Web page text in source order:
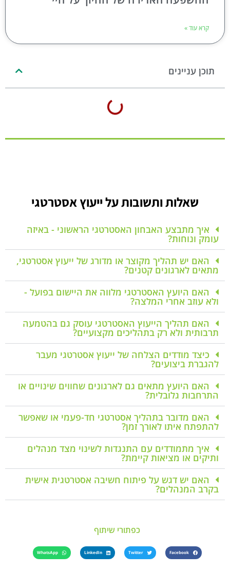
קרא עוד »
תוכן עניינים
שאלות ותשובות על ייעוץ אסטרטגי
איך מתבצע האבחון האסטרטגי הראשוני - באיזה
עומק ונוחות?
האם יש תהליך מקוצר או מדורג של ייעוץ אסטרטגי,
מתאים לארגונים קטנים?
האם היועץ האסטרטגי מלווה את היישום בפועל -
ולא עוזב אחרי המלצה?
האם תהליך הייעוץ האסטרטגי עוסק גם בהטמעה
תרבותית ולא רק בתהליכים מקצועיים?
כיצד מודדים הצלחה של ייעוץ אסטרטגי מעבר
להגברת ביצועים?
האם היועץ מתאים גם לארגונים שחווים שינויים או
התרחבות גלובלית?
האם מדובר בתהליך אסטרטגי חד-פעמי או שאפשר
להתפתח איתו לאורך זמן?
איך מתמודדים עם התנגדות לשינוי מצד מנהלים
ותיקים או מציאות קיימת?
האם יש דגש על פיתוח חשיבה אסטרטגית אישית
בקרב המנהלים?
כפתורי שיתוף
Facebook
Twitter
LinkedIn
WhatsApp